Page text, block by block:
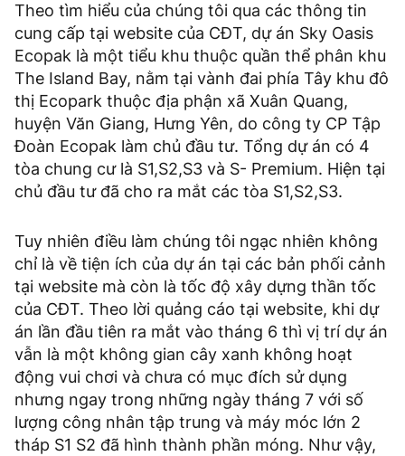
Theo tìm hiểu của chúng tôi qua các thông tin
cung cấp tại website của CĐT, dự án Sky Oasis
Ecopak là một tiểu khu thuộc quần thể phân khu
The Island Bay, nằm tại vành đai phía Tây khu đô
thị Ecopark thuộc địa phận xã Xuân Quang,
huyện Văn Giang, Hưng Yên, do công ty CP Tập
Đoàn Ecopak làm chủ đầu tư. Tổng dự án có 4
tòa chung cư là S1,S2,S3 và S- Premium. Hiện tại
chủ đầu tư đã cho ra mắt các tòa S1,S2,S3.
Tuy nhiên điều làm chúng tôi ngạc nhiên không
chỉ là về tiện ích của dự án tại các bản phối cảnh
tại website mà còn là tốc độ xây dựng thần tốc
của CĐT. Theo lời quảng cáo tại website, khi dự
án lần đầu tiên ra mắt vào tháng 6 thì vị trí dự án
vẫn là một không gian cây xanh không hoạt
động vui chơi và chưa có mục đích sử dụng
nhưng ngay trong những ngày tháng 7 với số
lượng công nhân tập trung và máy móc lớn 2
tháp S1 S2 đã hình thành phần móng. Như vậy,